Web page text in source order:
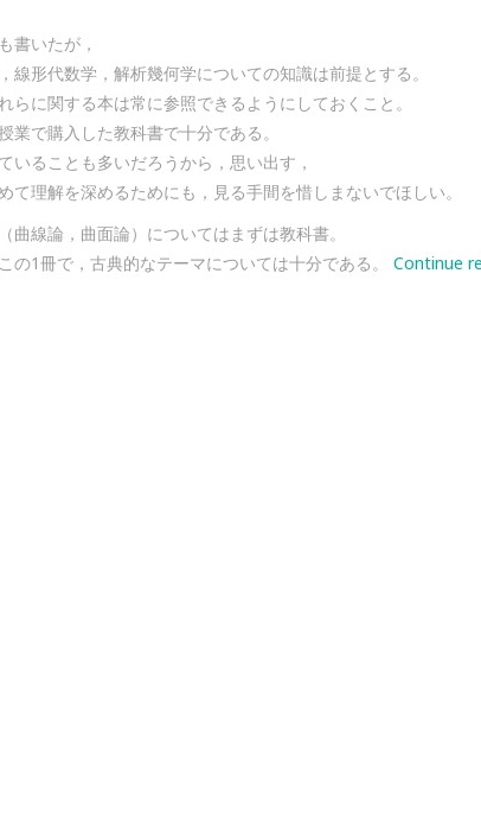
書いたが，
線形代数学，解析幾何学についての知識は前提とする。
らに関する本は常に参照できるようにしておくこと。
業で購入した教科書で十分である。
いることも多いだろうから，思い出す，
て理解を深めるためにも，見る手間を惜しまないでほしい。
曲線論，曲面論）についてはまずは教科書。
の1冊で，古典的なテーマについては十分である。 Continue